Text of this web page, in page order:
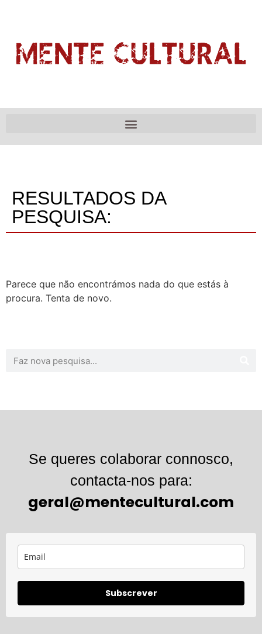
RESULTADOS DA
PESQUISA:
Parece que não encontrámos nada do que estás à
procura. Tenta de novo.
Se queres colaborar connosco,
contacta-nos para:
geral@mentecultural.com
Subscrever